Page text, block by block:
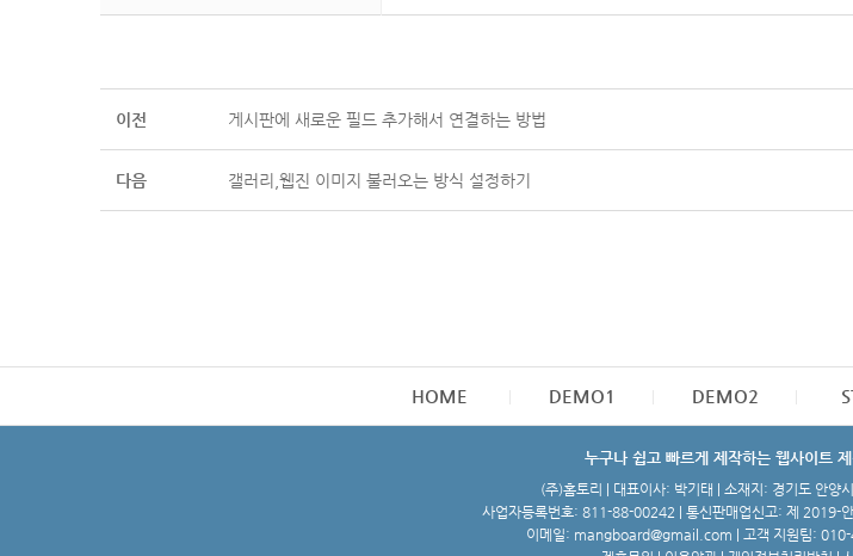
이전 게시판에 새로운 필드 추가해서 연결하는 방법
다음 갤러리,웹진 이미지 불러오는 방식 설정하기
HOME DEMO1 DEMO2
누구나 쉽고 빠르게 제작하는 웹사이트
(주)홈토리 | 대표이사: 박기태 | 소재지: 경기도 안양
사업자등록번호: 811-88-00242 | 통신판매업신고: 제 2019-
이메일: mangboard@gmail.com | 고객 지원팀: